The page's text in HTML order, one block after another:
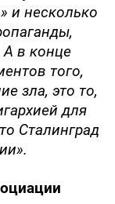
и несколько
в конце
того,
зла, это то,
для
Сталинград